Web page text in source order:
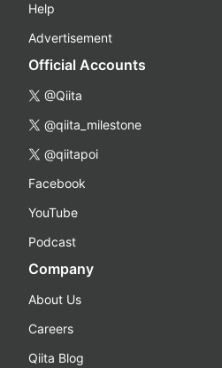
Help
Advertisement
Official Accounts
@Qiita
@qiita_milestone
@qiitapoi
Facebook
YouTube
Podcast
Company
About Us
Careers
Qiita Blog